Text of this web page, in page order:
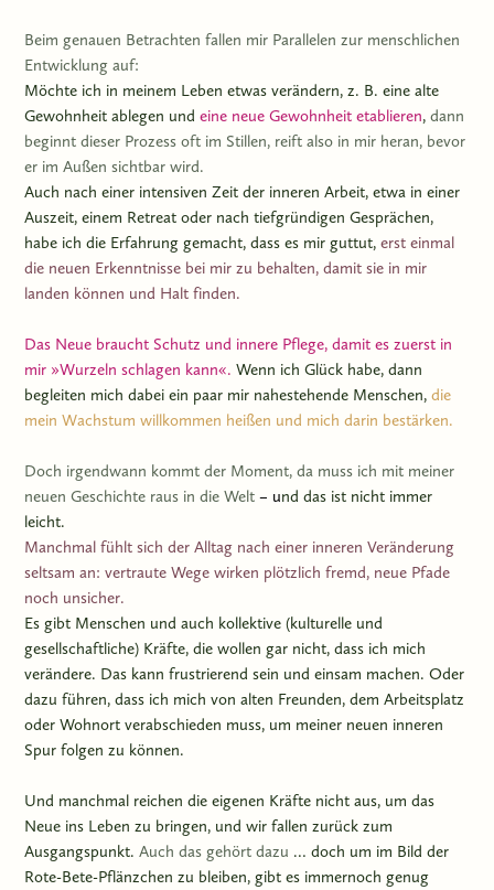
Beim genauen Betrachten fallen mir Parallelen zur menschlichen
Entwicklung auf:
Möchte ich in meinem Leben etwas verändern, z. B. eine alte
Gewohnheit ablegen undeine neue Gewohnheit etablieren,dann
beginnt dieser Prozess oft im Stillen, reift also in mir heran, bevor
er im Außen sichtbar wird.
Auch nach einer intensiven Zeit der inneren Arbeit, etwa in einer
Auszeit, einem Retreat oder nach tiefgründigen Gesprächen,
habe ich die Erfahrung gemacht, dass es mir guttut,erst einmal
die neuen Erkenntnisse bei mir zu behalten, damit sie in mir
landen können und Halt finden.
Das Neue braucht Schutz und innere Pflege, damit es zuerst in
mir »Wurzeln schlagen kann«.Wenn ich Glück habe, dann
begleiten mich dabei ein paar mir nahestehende Menschen,die
mein Wachstum willkommen heißen und mich darin bestärken.
Doch irgendwann kommt der Moment, da muss ich mit meiner
neuen Geschichte raus in die Welt– und das ist nicht immer
leicht.
Manchmal fühlt sich der Alltag nach einer inneren Veränderung
seltsam an: vertraute Wege wirken plötzlich fremd, neue Pfade
noch unsicher.
Es gibt Menschen und auch kollektive (kulturelle und
gesellschaftliche) Kräfte, die wollen gar nicht, dass ich mich
verändere. Das kann frustrierend sein und einsam machen. Oder
dazu führen, dass ich mich von alten Freunden, dem Arbeitsplatz
oder Wohnort verabschieden muss, um meiner neuen inneren
Spur folgen zu können.
Und manchmal reichen die eigenen Kräfte nicht aus, um das
Neue ins Leben zu bringen, und wir fallen zurück zum
Ausgangspunkt.Auch das gehört dazu … doch um im Bild der
Rote-Bete-Pflänzchen zu bleiben, gibt es immernoch genug